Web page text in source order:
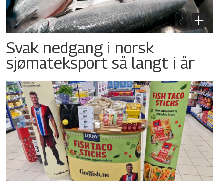
Svak nedgang i norsk
sjømateksport så langt i år